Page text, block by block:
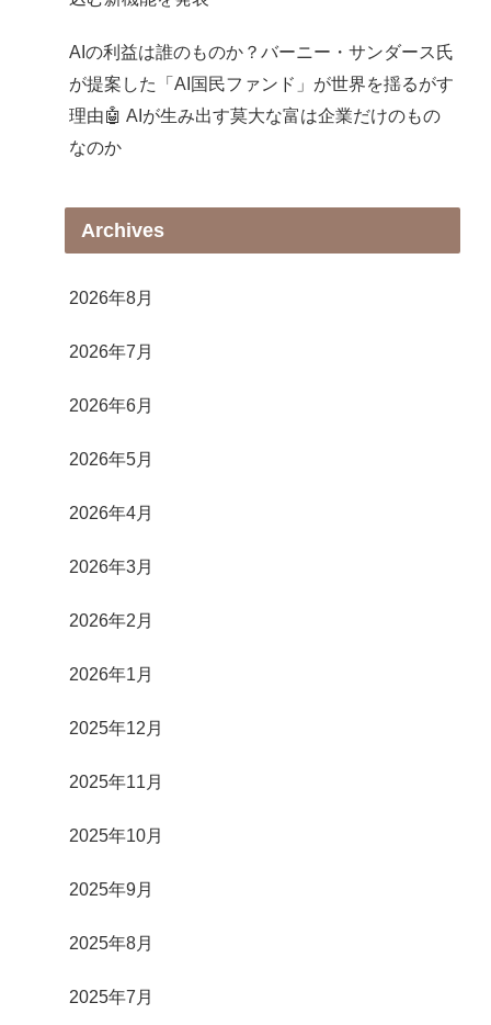
AIの利益は誰のものか？バーニー・サンダース氏
が提案した「AI国民ファンド」が世界を揺るがす
理由🤖 AIが生み出す莫大な富は企業だけのもの
なのか
Archives
2026年8月
2026年7月
2026年6月
2026年5月
2026年4月
2026年3月
2026年2月
2026年1月
2025年12月
2025年11月
2025年10月
2025年9月
2025年8月
2025年7月